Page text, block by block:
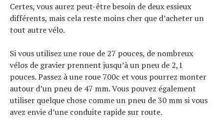
Certes, vous aurez peut-être besoin de deux essieux
différents, mais cela reste moins cher que d’acheter un
tout autre vélo.
Si vous utilisez une roue de 27 pouces, de nombreux
vélos de gravier prennent jusqu’à un pneu de 2,1
pouces. Passez à une roue 700c et vous pourrez monter
autour d’un pneu de 47 mm. Vous pouvez également
utiliser quelque chose comme un pneu de 30 mm si vous
avez envie d’une conduite rapide sur route.